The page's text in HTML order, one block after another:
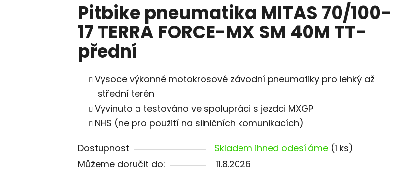
Pitbike pneumatika MITAS 70/100-
17 TERRA FORCE-MX SM 40M TT-
přední
Vysoce výkonné motokrosové závodní pneumatiky pro lehký až
střední terén
Vyvinuto a testováno ve spolupráci s jezdci MXGP
NHS (ne pro použití na silničních komunikacích)
Dostupnost Skladem ihned odesíláme (1 ks)
Můžeme doručit do:
11.8.2026